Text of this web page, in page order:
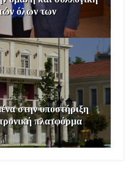
όλων των
στην υποστήριξη
πλατφόρμα